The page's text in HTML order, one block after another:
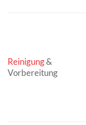
Reinigung&
Vorbereitung